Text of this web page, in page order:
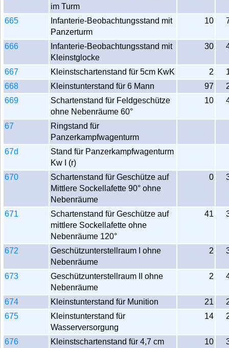
im Turm
665
Infanterie-Beobachtungsstand mit
Panzerturm
10
666
Infanterie-Beobachtungsstand mit
Kleinstglocke
30
667 Kleinstschartenstand für 5cm KwK 2
668
Kleinstunterstand für 6 Mann 97
669
Schartenstand für Feldgeschütze
ohne Nebenräume 60°
10
67
Ringstand für
Panzerkampfwagenturm
67d
Stand für Panzerkampfwagenturm
Kw I (r)
670
Schartenstand für Geschütze auf
Mittlere Sockellafette 90° ohne
Nebenräume
0
671
Schartenstand für Geschütze auf
mittlere Sockellafette ohne
Nebenräume 120°
41
672
Geschützunterstellraum I ohne
Nebenräume
2
673
Geschützunterstellraum II ohne
Nebenräume
2
674 Kleinstunterstand für Munition 21
675
Kleinstunterstand für
Wasserversorgung
14
676
Kleinstschartenstand für 4,7 cm
10